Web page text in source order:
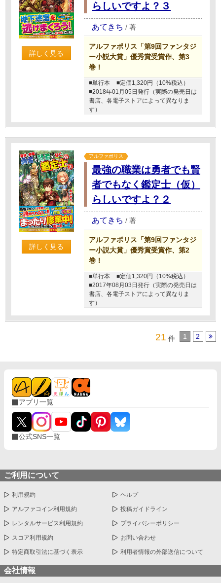
詳しく見る
らしいですよ？３
あてきち / 著
アルファポリス「第9回ファンタジ
ー小説大賞」優秀賞受賞作、第3
巻！
■単行本
■定価1,320円（10%税込）
■2018年01月05日発行（実際の発売日は
書店、各電子ストアによって異なりま
す）
詳しく見る
アルファポリス
最強の職業は勇者でも賢
者でもなく鑑定士（仮）
らしいですよ？２
あてきち / 著
アルファポリス「第9回ファンタジ
ー小説大賞」優秀賞受賞作、第2
巻！
■単行本
■定価1,320円（10%税込）
■2017年08月03日発行（実際の発売日は
書店、各電子ストアによって異なりま
す）
21 件 1 2
アプリ一覧
公式SNS一覧
ご利用について
利用規約 ヘルプ
アルファコイン利用規約 投稿ガイドライン
レンタルサービス利用規約 プライバシーポリシー
スコア利用規約 お問い合わせ
特定商取引法に基づく表示 利用者情報の外部送信について
会社情報